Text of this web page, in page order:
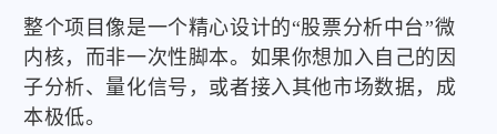
整个项目像是一个精心设计的“股票分析中台”微
内核，而非一次性脚本。如果你想加入自己的因
子分析、量化信号，或者接入其他市场数据，成
本极低。